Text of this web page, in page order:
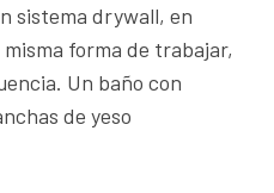
sistema drywall, en
forma de trabajar,
Un baño con
de yeso